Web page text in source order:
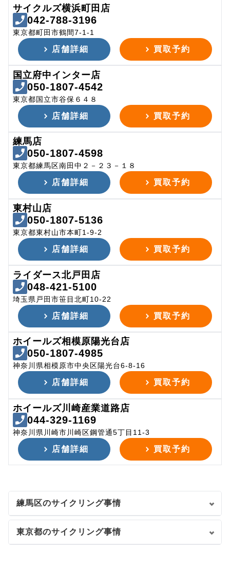
サイクルズ横浜町田店
042-788-3196
東京都町田市鶴間7-1-1
店舗詳細 買取予約
国立府中インター店
050-1807-4542
東京都国立市谷保６４８
店舗詳細 買取予約
練馬店
050-1807-4598
東京都練馬区南田中２－２３－１８
店舗詳細 買取予約
東村山店
050-1807-5136
東京都東村山市本町1-9-2
店舗詳細 買取予約
ライダース北戸田店
048-421-5100
埼玉県戸田市笹目北町10-22
店舗詳細 買取予約
ホイールズ相模原陽光台店
050-1807-4985
神奈川県相模原市中央区陽光台6-8-16
店舗詳細 買取予約
ホイールズ川崎産業道路店
044-329-1169
神奈川県川崎市川崎区鋼管通5丁目11-3
店舗詳細 買取予約
練馬区のサイクリング事情
東京都のサイクリング事情